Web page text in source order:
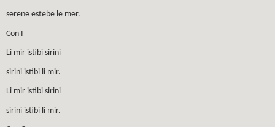
serene estebe le mer.
Con I
Li mir istibi sirini
sirini istibi li mir.
Li mir istibi sirini
sirini istibi li mir.